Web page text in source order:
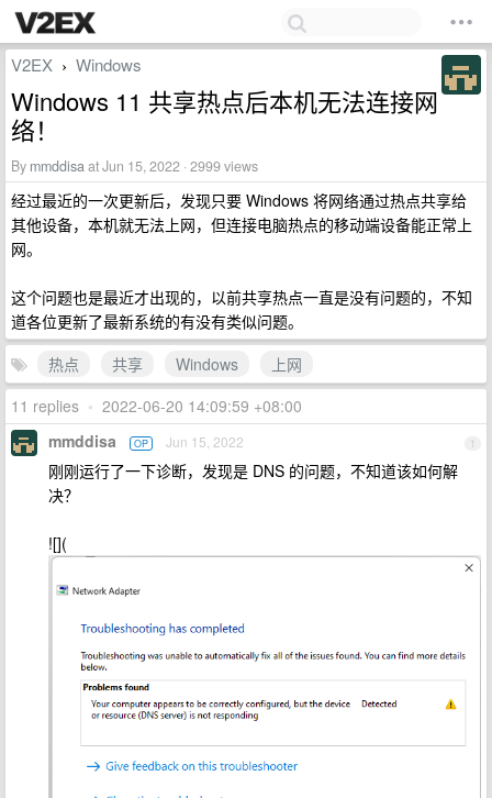
V2EX › Windows
Windows 11 共享热点后本机无法连接网
络！
By mmddisaat Jun 15, 2022 · 2999 views
经过最近的一次更新后，发现只要 Windows 将网络通过热点共享给
其他设备，本机就无法上网，但连接电脑热点的移动端设备能正常上
网。
这个问题也是最近才出现的，以前共享热点一直是没有问题的，不知
道各位更新了最新系统的有没有类似问题。
热点
共享 Windows
上网
11 replies • 2022-06-20 14:09:59 +08:00
1
mmddisa OP Jun 15, 2022
刚刚运行了一下诊断，发现是 DNS 的问题，不知道该如何解
决？
![](